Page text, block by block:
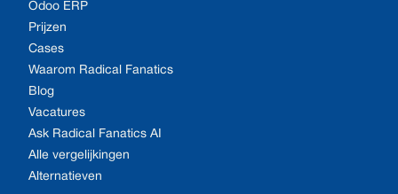
Odoo ERP
Prijzen
Cases
Waarom Radical Fanatics
Blog
Vacatures
Ask Radical Fanatics AI
Alle vergelijkingen
Alternatieven